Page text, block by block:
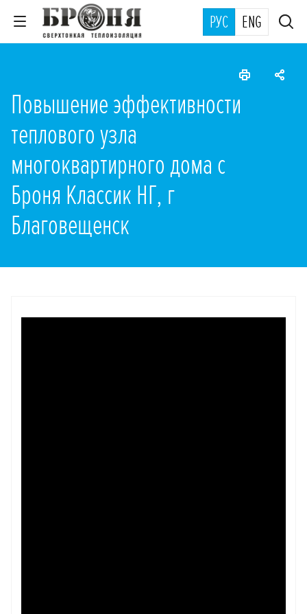
РУС ENG
Повышение эффективности
теплового узла
многоквартирного дома с
Броня Классик НГ, г
Благовещенск